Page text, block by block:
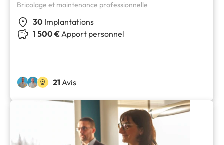
Bricolage et maintenance professionnelle
30 Implantations
1 500 €Apport personnel
21 Avis